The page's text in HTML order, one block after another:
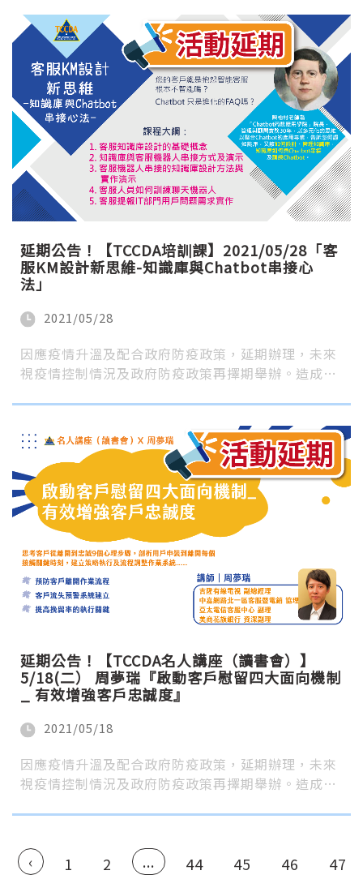
延期公告！【TCCDA培訓課】2021/05/28「客
服KM設計新思維-知識庫與Chatbot串接心
法」
2021/05/28
因應疫情升溫及配合政府防疫政策，延期辦理，未來
視疫情控制情況及政府防疫政策再擇期舉辦。造成…
延期公告！【TCCDA名人講座（讀書會）】
5/18(二） 周夢瑞『啟動客戶慰留四大面向機制
_ 有效增強客戶忠誠度』
2021/05/18
因應疫情升溫及配合政府防疫政策，延期辦理，未來
視疫情控制情況及政府防疫政策再擇期舉辦。造成…
‹ 1 2 ... 44 45 46 47